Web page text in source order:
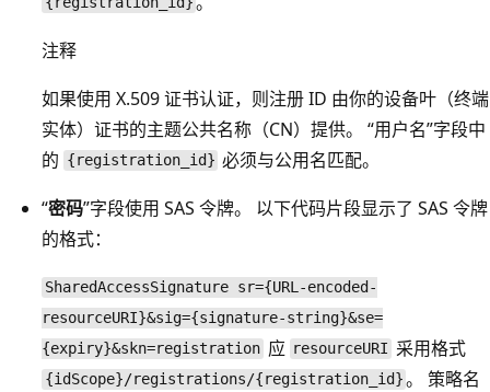
注释
如果使用 X.509 证书认证，则注册 ID 由你的设备叶（终端
实体）证书的主题公共名称（CN）提供。 “用户名”字段中
的 {registration_id} 必须与公用名匹配。
“密码”字段使用 SAS 令牌。 以下代码片段显示了 SAS 令牌
的格式：
SharedAccessSignature sr={URL-encoded-
resourceURI}&sig={signature-string}&se=
{expiry}&skn=registration 应 resourceURI 采用格式
{idScope}/registrations/{registration_id} 。 策略名